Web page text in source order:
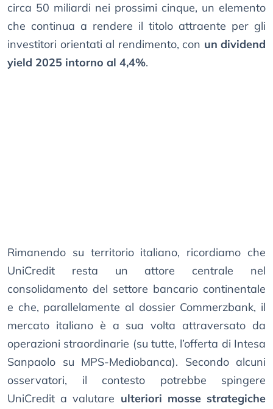
circa 50 miliardi nei prossimi cinque, un elemento
che continua a rendere il titolo attraente per gli
investitori orientati al rendimento, con un dividend
yield 2025 intorno al 4,4%.
Rimanendo su territorio italiano, ricordiamo che
UniCredit resta un attore centrale nel
consolidamento del settore bancario continentale
e che, parallelamente al dossier Commerzbank, il
mercato italiano è a sua volta attraversato da
operazioni straordinarie (su tutte, l’offerta di Intesa
Sanpaolo su MPS-Mediobanca). Secondo alcuni
osservatori, il contesto potrebbe spingere
UniCredit a valutare ulteriori mosse strategiche